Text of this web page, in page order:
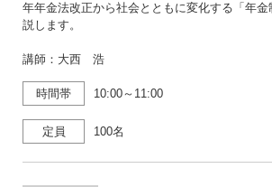
年年金法改正から社会とともに変化する「年
説します。
講師：大西 浩
時間帯 10:00～11:00
定員 100名